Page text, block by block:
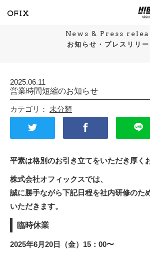
News & Press
お知らせ・プレスリリー
2025.06.11
営業時間短縮のお知らせ
カテゴリ： 未分類
平素は格別のお引き立てをいただき厚く
株式会社オフィックスでは、
誠に勝手ながら下記日程を社内研修のた
いただきます。
臨時休業
2025年6月20日（金）15：00〜